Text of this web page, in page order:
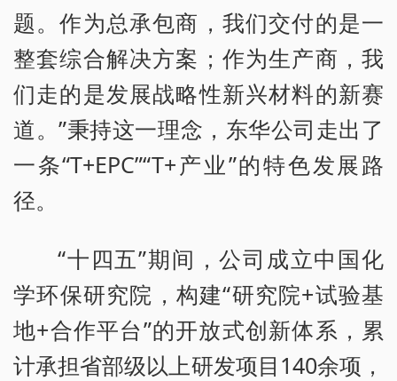
题。作为总承包商，我们交付的是一
整套综合解决方案；作为生产商，我
们走的是发展战略性新兴材料的新赛
道。”秉持这一理念，东华公司走出了
一条“T+EPC”“T+产业”的特色发展路
径。
“十四五”期间，公司成立中国化
学环保研究院，构建“研究院+试验基
地+合作平台”的开放式创新体系，累
计承担省部级以上研发项目140余项，